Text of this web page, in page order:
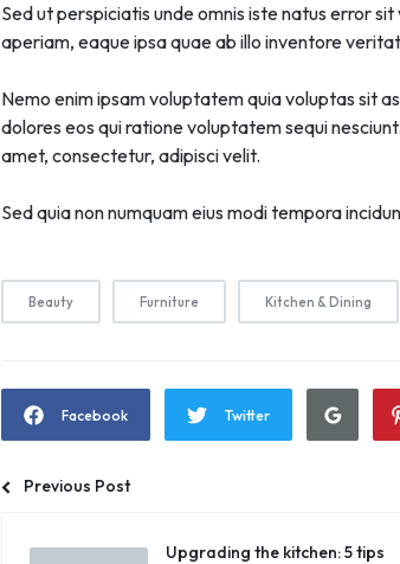
Sed ut perspiciatis unde omnis iste natus error
aperiam, eaque ipsa quae ab illo inventore
Nemo enim ipsam voluptatem quia voluptas sit
dolores eos qui ratione voluptatem sequi
amet, consectetur, adipisci velit.
Sed quia non numquam eius modi tempora
Beauty Furniture Kitchen & Dining
Facebook Twitter
Previous Post
Upgrading the kitchen: 5 tips